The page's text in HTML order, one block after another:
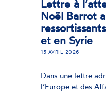
Lettre à
Noël Barrot au
ressortissants
et en Syrie
15 AVRIL 2026
Dans une lettre adressée
l’Europe et des Affaires